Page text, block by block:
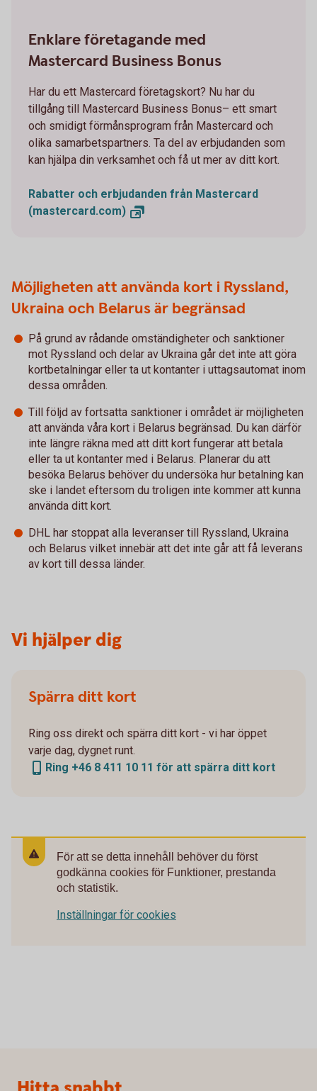
Enklare företagande med
Mastercard Business Bonus
Har du ett Mastercard företagskort? Nu har du
tillgång till Mastercard Business Bonus– ett smart
och smidigt förmånsprogram från Mastercard och
olika samarbetspartners. Ta del av erbjudanden som
kan hjälpa din verksamhet och få ut mer av ditt kort.
Rabatter och erbjudanden från Mastercard
(mastercard.com)
Möjligheten att använda kort i Ryssland,
Ukraina och Belarus är begränsad
På grund av rådande omständigheter och sanktioner
mot Ryssland och delar av Ukraina går det inte att göra
kortbetalningar eller ta ut kontanter i uttagsautomat inom
dessa områden.
Till följd av fortsatta sanktioner i området är möjligheten
att använda våra kort i Belarus begränsad. Du kan därför
inte längre räkna med att ditt kort fungerar att betala
eller ta ut kontanter med i Belarus. Planerar du att
besöka Belarus behöver du undersöka hur betalning kan
ske i landet eftersom du troligen inte kommer att kunna
använda ditt kort.
DHL har stoppat alla leveranser till Ryssland, Ukraina
och Belarus vilket innebär att det inte går att få leverans
av kort till dessa länder.
Vi hjälper dig
Spärra ditt kort
Ring oss direkt och spärra ditt kort - vi har öppet
varje dag, dygnet runt.
Ring +46 8 411 10 11 för att spärra ditt kort
För att se detta innehåll behöver du först
godkänna cookies för Funktioner, prestanda
och statistik.
Inställningar för cookies
Sidfot